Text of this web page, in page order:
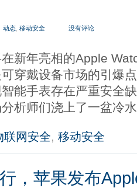
动态 移动安全 没有评论
新年亮相的Apple
穿戴设备市场的引爆
能手表存在严重安全
析师们浇上了一盆冷
联网安全, 移动安全
，苹果发布